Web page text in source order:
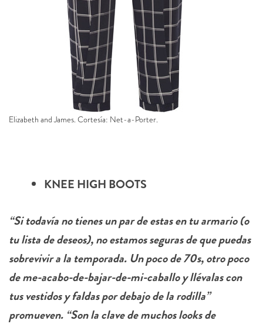
Elizabeth and James. Cortesía: Net-a-Porter.
KNEE HIGH BOOTS
“Si todavía no tienes un par de estas en tu armario (o
tu lista de deseos), no estamos seguras de que puedas
sobrevivir a la temporada. Un poco de 70s, otro poco
de me-acabo-de-bajar-de-mi-caballo y llévalas con
tus vestidos y faldas por debajo de la rodilla”
promueven. “Son la clave de muchos looks de